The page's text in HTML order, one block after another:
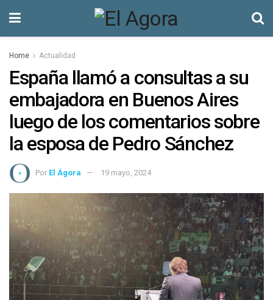
Home Actualidad
España llamó a consultas a su
embajadora en Buenos Aires
luego de los comentarios sobre
la esposa de Pedro Sánchez
Por El Ágora 19 mayo, 2024